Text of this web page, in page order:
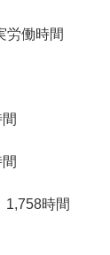
労働時間
時間